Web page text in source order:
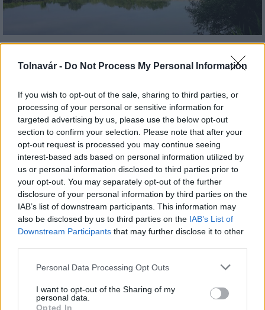
Tolnavár - Do Not Process My Personal Information
If you wish to opt-out of the sale, sharing to third parties, or
processing of your personal or sensitive information for
targeted advertising by us, please use the below opt-out
section to confirm your selection. Please note that after your
opt-out request is processed you may continue seeing
interest-based ads based on personal information utilized by
us or personal information disclosed to third parties prior to
your opt-out. You may separately opt-out of the further
disclosure of your personal information by third parties on the
IAB’s list of downstream participants. This information may
also be disclosed by us to third parties on the IAB’s List of
Downstream Participants that may further disclose it to other
Please note that this website/app uses one or more Google
not limited to your visit or usage behaviour. You may click to
grant or deny consent to Google and its third-party tags to
Personal Data Processing Opt Outs
I want to opt-out of the Sharing of my
personal data.
Opted In
Duna vizét némileg felmelegíti
MAGYAR ÉPÍTŐK
Mi épül?